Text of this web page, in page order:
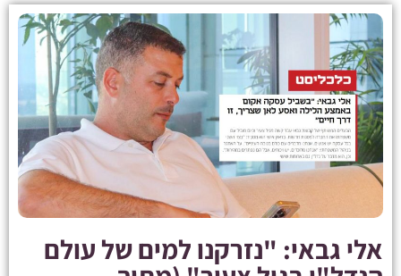
אלי גבאי: "נזרקנו למים של עולם